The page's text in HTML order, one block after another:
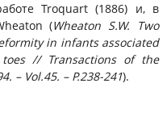
Troquart (1886) и, в
(Wheaton S.W. Two
in infants associated
// Transactions of the
– Vol.45. – P.238-241).